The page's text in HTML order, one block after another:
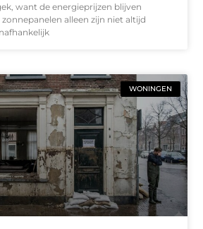
want de energieprijzen blijven
alleen zijn niet altijd
WONINGEN